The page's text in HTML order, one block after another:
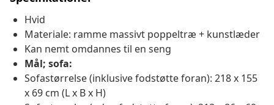
Hvid
Materiale: ramme massivt poppeltræ + kunstlæder
Kan nemt omdannes til en seng
Mål; sofa:
Sofastørrelse (inklusive fodstøtte foran): 218 x 155
x 69 cm (L x B x H)